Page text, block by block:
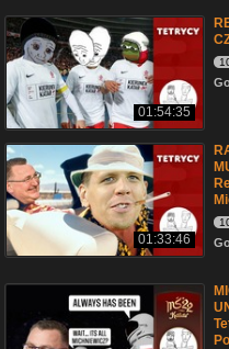
01:54:35
01:33:46